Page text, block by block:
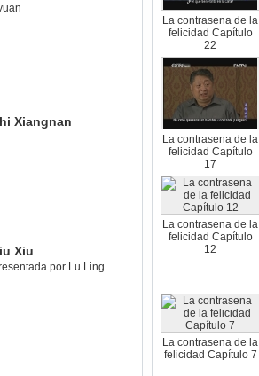
Xiangnan
Xiu
por Lu Ling
La contrasena de la
felicidad Capítulo
22
La contrasena de la
felicidad Capítulo
17
La contrasena de la
felicidad Capítulo
12
La contrasena de la
felicidad Capítulo 7